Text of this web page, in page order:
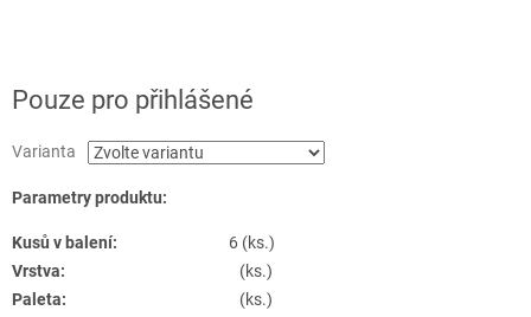
Pouze pro přihlášené
Varianta
Parametry produktu:
Kusů v balení:
6 (ks.)
Vrstva:
(ks.)
Paleta:
(ks.)